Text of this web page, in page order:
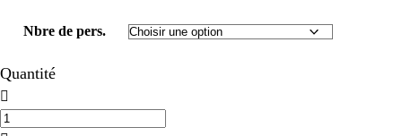
Nbre de pers.
Quantité